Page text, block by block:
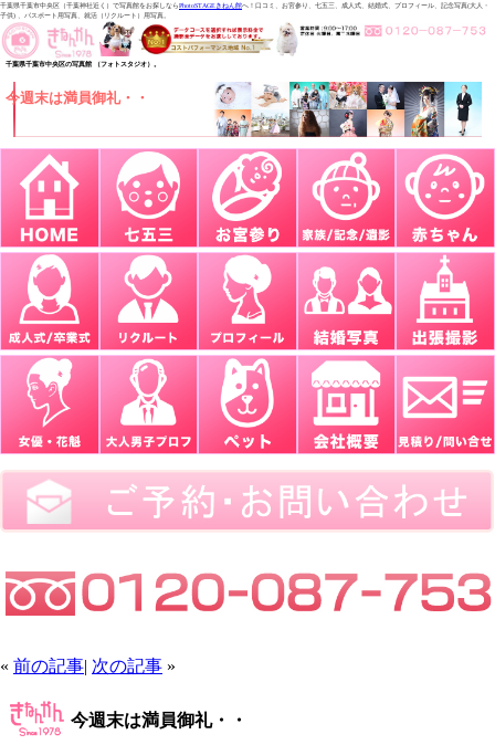
千葉県千葉市中央区（千葉神社近く）で写真館をお探しならPhotoSTAGEきねん館へ！口コミ、お宮参り、七五三、成人式、結婚式、プロフィール、記念写真(大人・
子供) 、パスポート用写真、就活（リクルート）用写真。
千葉県千葉市中央区の写真館 （フォトスタジオ）。
今週末は満員御礼・・
« 前の記事| 次の記事 »
今週末は満員御礼・・